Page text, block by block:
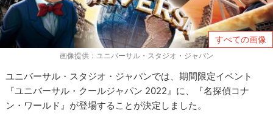
すべての画像
画像提供：ユニバーサル・スタジオ・ジャパン
ユニバーサル・スタジオ・ジャパンでは、期間限定イベント
『ユニバーサル・クールジャパン 2022』に、『名探偵コナ
ン・ワールド』が登場することが決定しました。